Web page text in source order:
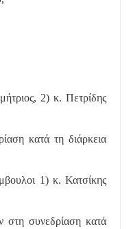
2) κ. Πετρίδης
κατά τη διάρκεια
1) κ. Κατσίκης
στη συνεδρίαση κατά